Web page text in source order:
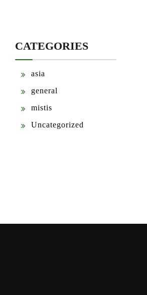
CATEGORIES
asia
general
mistis
Uncategorized